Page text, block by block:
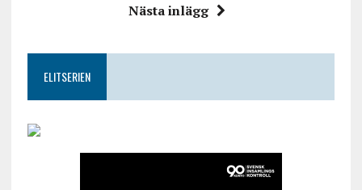
Nästa inlägg
ELITSERIEN